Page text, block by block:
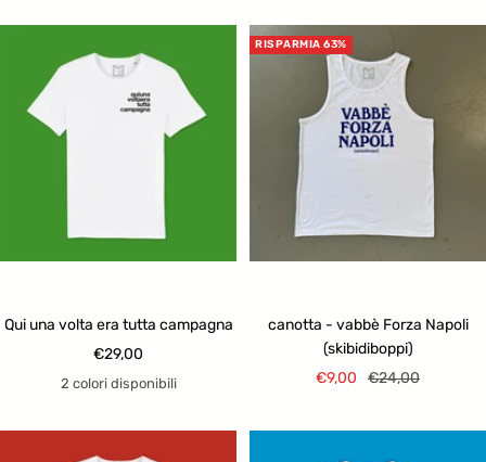
Qui una volta era tutta campagna
Prezzo
di
€29,00
2 colori disponibili
RISPARMIA 63%
canotta - vabbè Forza Napoli
(skibidiboppi)
Prezzo
vendita
€9,00
Prezzo
€24,00